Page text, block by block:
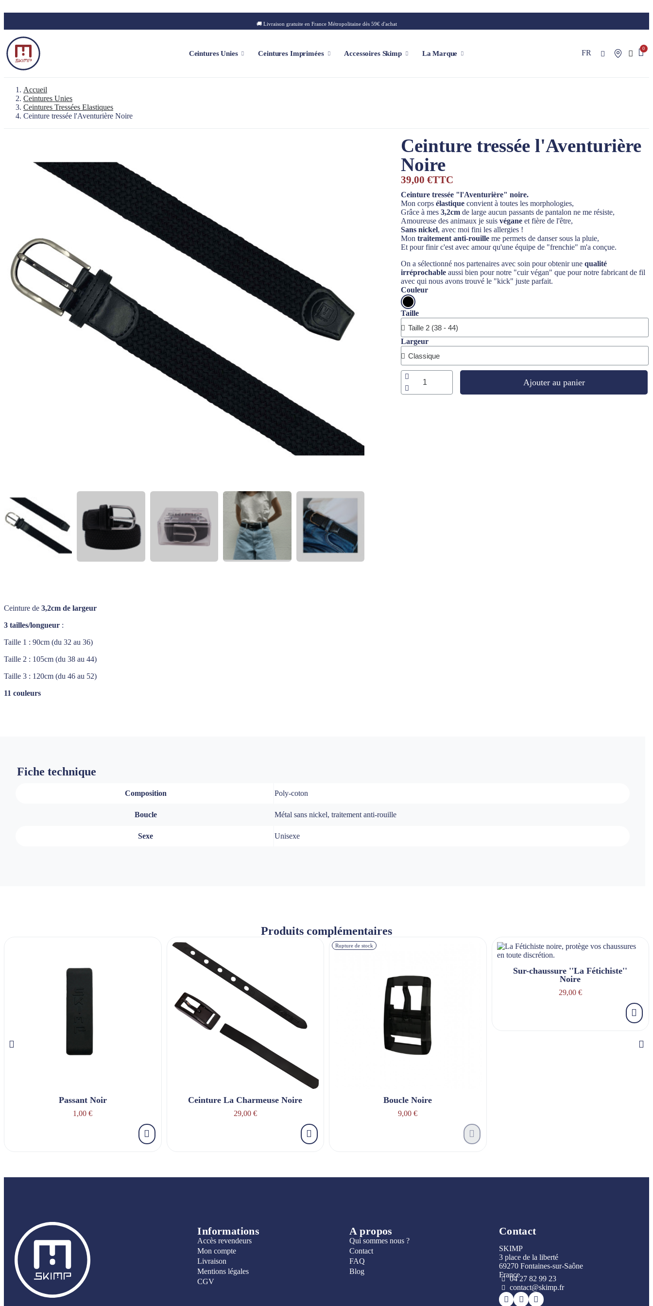
🚚 Livraison gratuite en France Métropolitaine dès 59€ d'achat
Ceintures Unies Ceintures Imprimées Accessoires Skimp
Sac à dos le Baroudeur
La Marque FR
Accueil
Ceintures Unies
Ceintures Tressées Elastiques
Ceinture tressée l'Aventurière Noire
Ceinture tressée l'Aventurière
Noire
39,00 €TTC
Ceinture tressée "l'Aventurière" noire.
Mon corps élastique convient à toutes les morphologies,
Grâce à mes 3,2cmde large aucun passants de pantalon ne me résiste,
Amoureuse des animaux je suis véganeet fière de l'être,
Sans nickel, avec moi fini les allergies !
Mon traitement anti-rouilleme permets de danser sous la pluie,
Et pour finir c'est avec amour qu'une équipe de "frenchie" m'a conçue.
On a sélectionné nos partenaires avec soin pour obtenir une qualité
irréprochableaussi bien pour notre "cuir végan" que pour notre fabricant de fil
avec qui nous avons trouvé le "kick" juste parfait.
Couleur
Taille
Largeur
Ajouter au panier
Ceinture de 3,2cm de largeur
3 tailles/longueur :
Taille 1 : 90cm (du 32 au 36)
Taille 2 : 105cm (du 38 au 44)
Taille 3 : 120cm (du 46 au 52)
11 couleurs
Fiche technique
Composition Poly-coton
Boucle Métal sans nickel, traitement anti-rouille
Sexe Unisexe
Produits complémentaires
Passant Noir
1,00 €
Ceinture La Charmeuse Noire
29,00 €
Rupture de stock
Boucle Noire
9,00 €
Sur-chaussure ''La Fétichiste''
Noire
29,00 €
Informations
Accès revendeurs
Mon compte
Livraison
Mentions légales
CGV
A propos
Qui sommes nous ?
Contact
FAQ
Blog
Contact
SKIMP
3 place de la liberté
69270 Fontaines-sur-Saône
France04 27 82 99 23
contact@skimp.fr